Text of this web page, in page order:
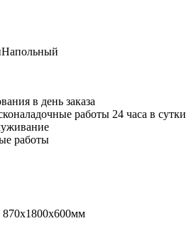
Напольный
в день заказа
работы 24 часа в сутки
работы
870x1800x600мм